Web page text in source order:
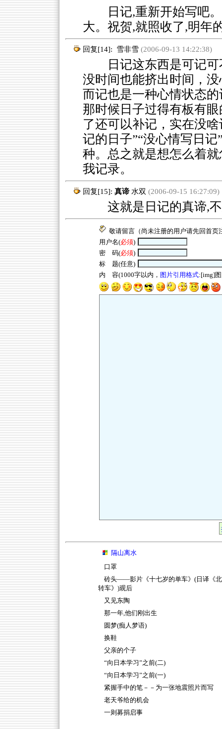
日记,重新开始写吧
大。祝贺,就照收了,明年
回复[14]: 雪非雪(2006-09-13 14:22:38)
日记这东西是可记可
没时间也能挤出时间，
而记也是一种心情状态
那时候日子过得有板有
了还可以补记，实在没
记的日子”“没心情写日
种。总之就是想怎么着
我记录。
回复[15]: 真谛 水双 (2006-09-15 16:27:09)
这就是日记的真谛,不
敬请留言（尚未注册的用户请先回首页
用户名(必须)
密 码(必须)
标 题(任意)
内 容(1000字以内， 图片引用格式:[img]
隔山离水
口罩
砖头――影片《十七岁的单车》(日译《
转车》)观后
又见东陶
那一年,他们刚出生
圆梦(痴人梦语)
换鞋
父亲的个子
“向日本学习”之前(二)
“向日本学习”之前(一)
紧握手中的笔－－为一张地震照片而写
老天爷给的机会
一则募捐启事